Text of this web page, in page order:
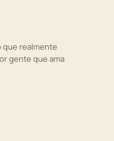
que realmente
gente que ama